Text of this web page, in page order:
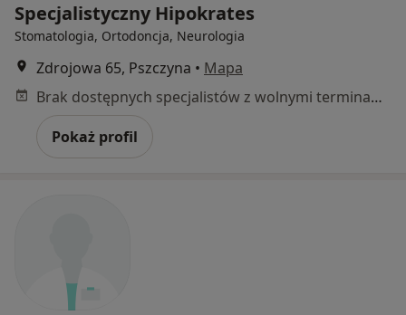
Specjalistyczny Hipokrates
Stomatologia, Ortodoncja, Neurologia
Zdrojowa 65, Pszczyna • Mapa
Brak dostępnych specjalistów z wolnymi terminami w tym centrum medycznym.
Pokaż profil